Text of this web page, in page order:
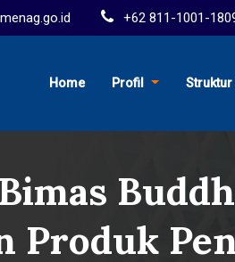
+62 811-1001-
Home Profil
Produk